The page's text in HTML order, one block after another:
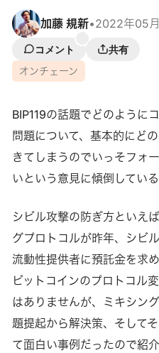
加藤 規新•2022年05
コメント
共有
オンチェーン
BIP119の話題でどのように
問題について、基本的にど
きてしまうのでいっそフォ
いという意見に傾倒している
シビル攻撃の防ぎ方といえ
グプロトコルが昨年、シビ
流動性提供者に預託金を求
ビットコインのプロトコル
はありませんが、ミキシン
題提起から解決策、そして
て面白い事例だったので紹